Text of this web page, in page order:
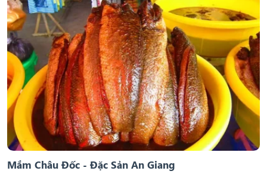
Mắm Châu Đốc - Đặc Sản An Giang